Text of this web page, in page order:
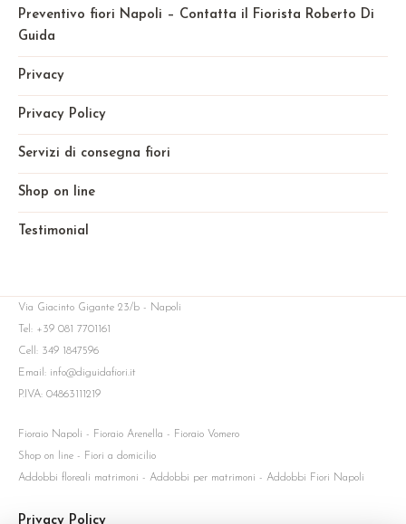
Preventivo fiori Napoli – Contatta il Fiorista Roberto Di
Guida
Privacy
Privacy Policy
Servizi di consegna fiori
Shop on line
Testimonial
Via Giacinto Gigante 23/b - Napoli
Tel: +39 081 7701161
Cell: 349 1847596
Email: info@diguidafiori.it
P.IVA: 04863111219
Fioraio Napoli - Fioraio Arenella - Fioraio Vomero
Shop on line - Fiori a domicilio
Addobbi floreali matrimoni - Addobbi per matrimoni - Addobbi Fiori Napoli
Privacy Policy